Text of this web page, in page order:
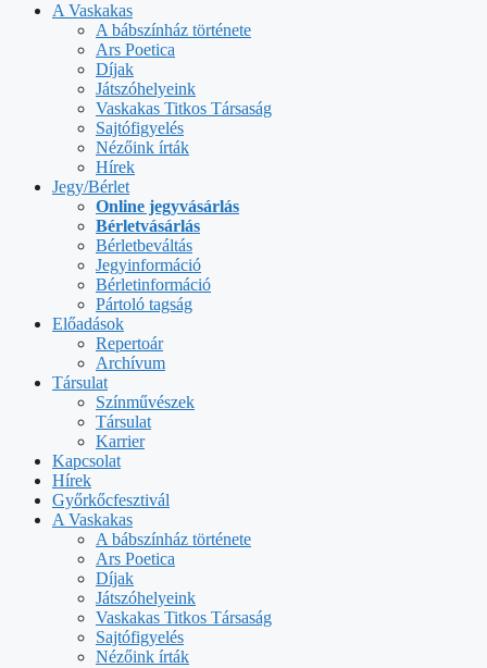
A Vaskakas
A bábszínház története
Ars Poetica
Díjak
Játszóhelyeink
Vaskakas Titkos Társaság
Sajtófigyelés
Nézőink írták
Hírek
Jegy/Bérlet
Online jegyvásárlás
Bérletvásárlás
Bérletbeváltás
Jegyinformáció
Bérletinformáció
Pártoló tagság
Előadások
Repertoár
Archívum
Társulat
Színművészek
Társulat
Karrier
Kapcsolat
Hírek
Győrkőcfesztivál
A Vaskakas
A bábszínház története
Ars Poetica
Díjak
Játszóhelyeink
Vaskakas Titkos Társaság
Sajtófigyelés
Nézőink írták